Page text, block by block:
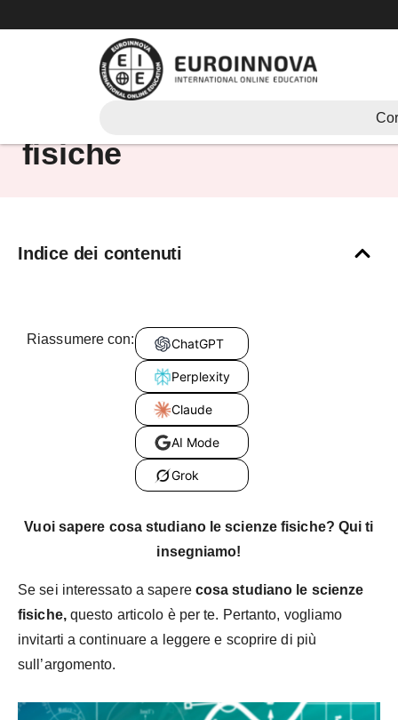
al
che studiano scienze
fisiche
Indice dei contenuti
Riassumere con: ChatGPT
Perplexity
Claude
AI Mode
Grok
Vuoi sapere cosa studiano le scienze fisiche? Qui ti
insegniamo!
Se sei interessato a sapere cosa studiano le scienze
fisiche, questo articolo è per te. Pertanto, vogliamo
invitarti a continuare a leggere e scoprire di più
sull’argomento.